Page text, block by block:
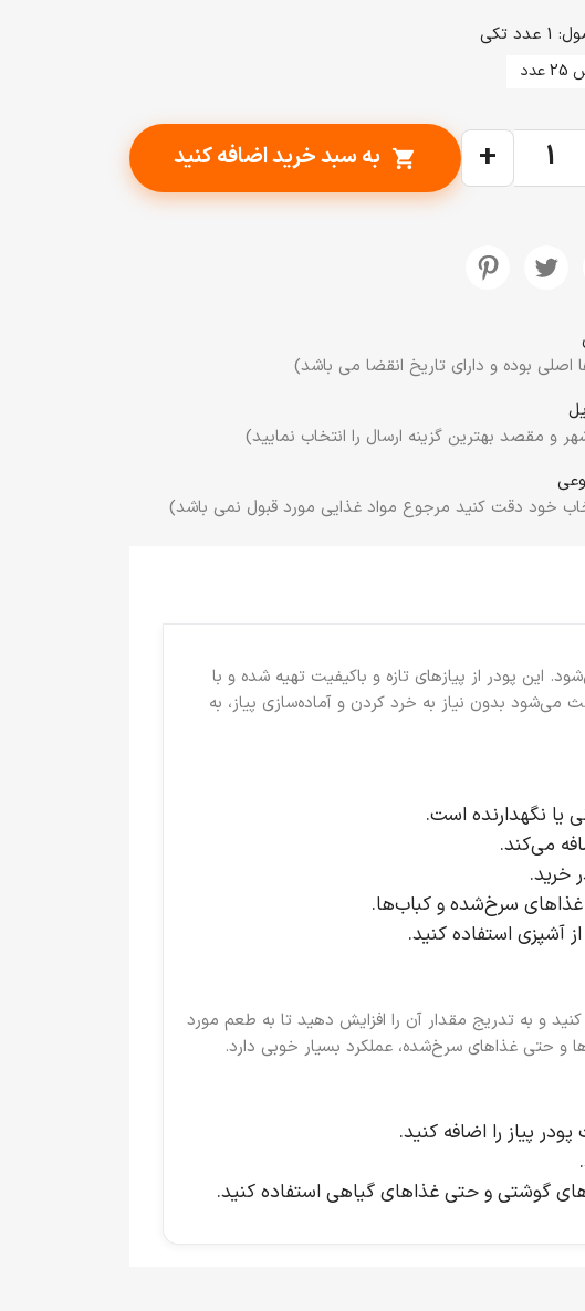
تکی
+
shopping_cart به سبد خرید اضافه کنید
اصلی بوده و دارای تاریخ انقضا می باشد)
و مقصد بهترین گزینه ارسال را انتخاب نمایید)
خود دقت کنید مرجوع مواد غذایی مورد قبول نمی باشد)
این پودر از پیازهای تازه و باکیفیت تهیه شده و با
می‌شود بدون نیاز به خرد کردن و آماده‌سازی پیاز، به
یا نگهدارنده است.
می‌کند.
خرید.
غذاهای سرخ‌شده و کباب‌ها.
آشپزی استفاده کنید.
و به تدریج مقدار آن را افزایش دهید تا به طعم مورد
و حتی غذاهای سرخ‌شده، عملکرد بسیار خوبی دارد.
پیاز را اضافه کنید.
گوشتی و حتی غذاهای گیاهی استفاده کنید.